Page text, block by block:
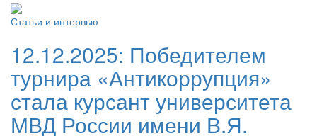
Статьи и интервью
12.12.2025: Победителем
турнира «Антикоррупция»
стала курсант университета
МВД России имени В.Я.